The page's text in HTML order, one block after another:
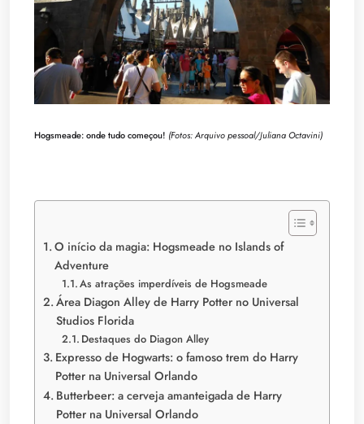
Hogsmeade: onde tudo começou! (Fotos: Arquivo pessoal/Juliana Octavini)
O início da magia: Hogsmeade no Islands of
Adventure
As atrações imperdíveis de Hogsmeade
Área Diagon Alley de Harry Potter no Universal
Studios Florida
Destaques do Diagon Alley
Expresso de Hogwarts: o famoso trem do Harry
Potter na Universal Orlando
Butterbeer: a cerveja amanteigada de Harry
Potter na Universal Orlando